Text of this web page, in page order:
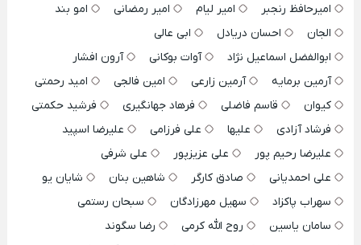
امیرحافظ رنجبر
امیر لیام امیر رمضانی
امو بند
الجان
احسان دریادل
ابی عالی
ابوالفضل اسماعیل نژاد
آوات بوکانی
آرون افشار
آرمین برمایه
آرمین زارعی امین فالجی
امید رحمتی
کیوان
قاسم فاضلی فرهاد جهانگیری
فرشید حکمتی
فرشاد آزادی
علیها علی فرزامی
علیرضا اسپید
علیرضا رحیم پور
علی عزیزپور
علی شرفی
علی احمدیانی
صادق کارگر شاهین بنان
شایان یو
سهراب پاکزاد
سهیل مهرزادگان
سبحان رستمی
سامان یاسین
روح الله کرمی
رضا سگوند